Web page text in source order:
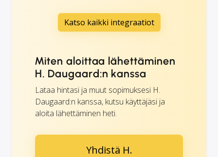
Katso kaikki integraatiot
Miten aloittaa lähettäminen
H. Daugaard:n kanssa
Lataa hintasi ja muut sopimuksesi H.
Daugaard:n kanssa, kutsu käyttäjäsi ja
aloita lähettäminen heti.
Yhdistä H.